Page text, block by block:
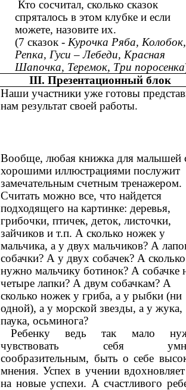
Кто сосчитал, сколько сказок
спряталось в этом клубке и если
можете, назовите их.
(7 сказок - Курочка Ряба, Колобок,
Репка, Гуси – Лебеди, Красная
Шапочка, Теремок, Три поросенка
III. Презентационный блок
Наши участники уже готовы
нам результат своей работы.
Вообще, любая книжка для малышей
хорошими иллюстрациями послужит
замечательным счетным тренажером.
Считать можно все, что найдется
подходящего на картинке: деревья,
грибочки, птичек, деток, листочки,
зайчиков и т.п. А сколько ножек у
мальчика, а у двух мальчиков? А
собачки? А у двух собачек? А сколько
нужно мальчику ботинок? А собачке
четыре лапки? А двум собачкам? А
сколько ножек у гриба, а у рыбки (ни
одной), а у морской звезды, а у жука,
паука, осьминога?
Ребенку ведь так мало
чувствовать себя
сообразительным, быть о себе
мнения. Успех в учении
на новые успехи. А счастливого